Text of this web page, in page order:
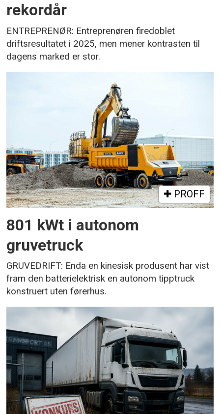
rekordår
ENTREPRENØR: Entreprenøren firedoblet
driftsresultatet i 2025, men mener kontrasten til
dagens marked er stor.
PROFF
801 kWt i autonom
gruvetruck
GRUVEDRIFT: Enda en kinesisk produsent har vist
fram den batterielektrisk en autonom tipptruck
konstruert uten førerhus.